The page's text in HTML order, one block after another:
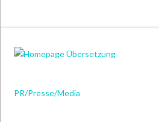
PR/Presse/Media